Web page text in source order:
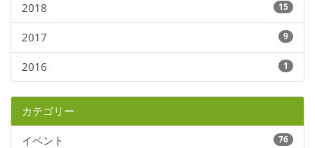
2018 15
2017 9
2016 1
カテゴリー
イベント 76